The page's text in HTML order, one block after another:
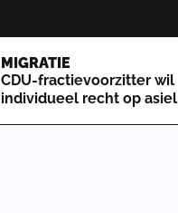
MIGRATIE
CDU-fractievoorzitter wil
individueel recht op asiel